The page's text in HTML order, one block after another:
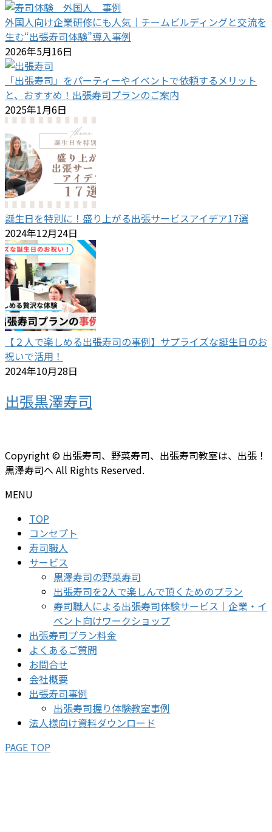
外国人向け企業研修にも人気｜チームビルディングと交流を
生む“出張寿司体験”導入事例
2026年5月16日
「出張寿司」をパーティーやイベントで依頼するメリット
と、おすすめ！出張寿司プランのご案内
2025年1月6日
誕生日を特別に！盛り上がる出張サービスアイデア17選
2024年12月24日
【２人で楽しめる出張寿司の事例】サプライズな誕生日のお
祝いで活用！
2024年10月28日
出張黒澤寿司
Copyright © 出張寿司、野菜寿司、出張寿司教室は、出張！
黒澤寿司へ All Rights Reserved.
MENU
TOP
コンセプト
寿司職人
サービス
黒澤寿司の野菜寿司
出張寿司を2人で楽しんで頂くためのプラン
寿司職人による出張寿司体験サービス｜企業・イ
ベント向けワークショップ
出張寿司プラン料金
よくあるご質問
お問合せ
会社概要
出張寿司事例
出張寿司握り体験教室事例
法人様向け資料ダウンロード
PAGE TOP